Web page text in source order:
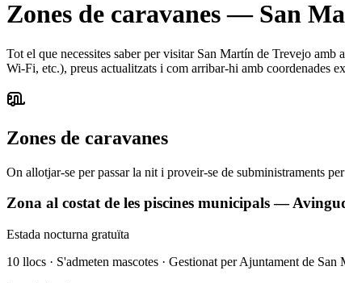
Zones de caravanes— San
Tot el que necessites saber per visitar San Martín de Trevejo
Wi-Fi, etc.), preus actualitzats i com arribar-hi amb coordenades
Zones de caravanes
On allotjar-se per passar la nit i proveir-se de subministraments
Zona al costat de les piscines municipals —
Estada nocturna gratuïta
10 llocs · S'admeten mascotes · Gestionat per Ajuntament de